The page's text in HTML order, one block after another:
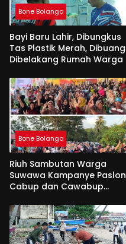
Bone Bolango
Bayi Baru Lahir, Dibungkus
Tas Plastik Merah, Dibuang
Dibelakang Rumah Warga
Bone Bolango
Riuh Sambutan Warga
Suwawa Kampanye Paslon
Cabup dan Cawabup
Mamesah